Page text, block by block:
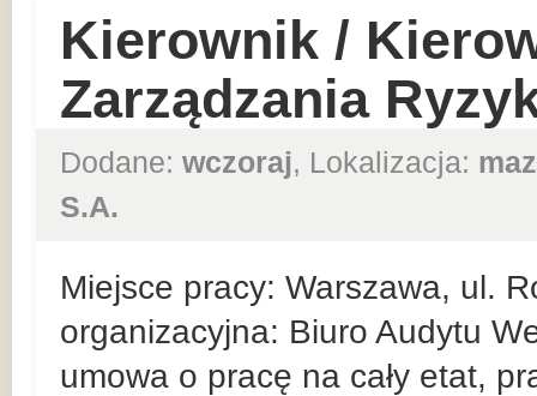
Kierownik /
Zarządzania
Dodane: wczoraj, Lokalizacja:
S.A.
Miejsce pracy: Warszawa, ul.
organizacyjna: Biuro Audytu
umowa o pracę na cały etat,